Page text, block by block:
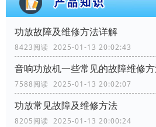
功放故障及维修方法详解
8423阅读 2025-01-13 20:02:43
音响功放机一些常见的故障维修
7588阅读 2025-01-13 20:02:07
功放常见故障及维修方法
8205阅读 2025-01-13 20:00:24